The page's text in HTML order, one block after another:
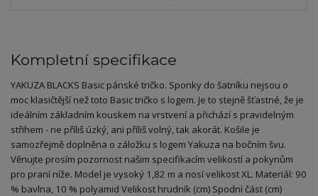
Kompletní specifikace
YAKUZA BLACKS Basic pánské tričko. Sponky do šatníku nejsou o
moc klasičtější než toto Basic tričko s logem. Je to stejně šťastné, že je
ideálním základním kouskem na vrstvení a přichází s pravidelným
střihem - ne příliš úzký, ani příliš volný, tak akorát. Košile je
samozřejmě doplněna o záložku s logem Yakuza na bočním švu.
Věnujte prosím pozornost našim specifikacím velikostí a pokynům
pro praní níže. Model je vysoký 1,82 m a nosí velikost XL. Materiál: 90
% bavlna, 10 % polyamid Velikost hrudník (cm) Spodní část (cm)